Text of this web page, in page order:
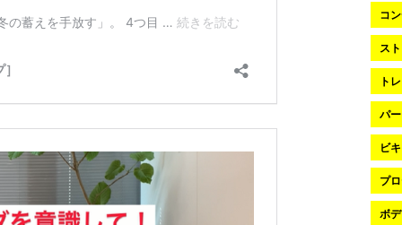
コ
ス
ト
パ
ビ
プ
ボ